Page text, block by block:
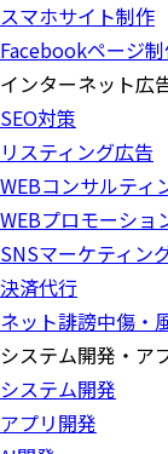
スマホサイト制作
Facebookページ
インターネット広
SEO対策
リスティング広告
WEBコンサルティ
WEBプロモーショ
SNSマーケティン
決済代行
ネット誹謗中傷・
システム開発・ア
システム開発
アプリ開発